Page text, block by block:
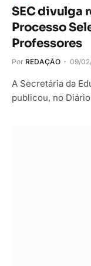
SEC divulga
Processo
Professores
Por REDAÇÃO 09/
A Secretária da
publicou, no